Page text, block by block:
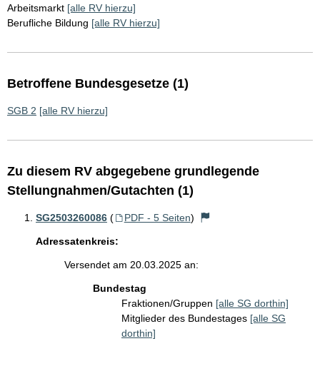
Arbeitsmarkt [alle RV hierzu]
Berufliche Bildung [alle RV hierzu]
Betroffene Bundesgesetze (1)
SGB 2 [alle RV hierzu]
Zu diesem RV abgegebene grundlegende
Stellungnahmen/Gutachten (1)
SG2503260086 ( PDF - 5 Seiten)
Adressatenkreis:
Versendet am 20.03.2025 an:
Bundestag
Fraktionen/Gruppen [alle SG dorthin]
Mitglieder des Bundestages [alle SG
dorthin]